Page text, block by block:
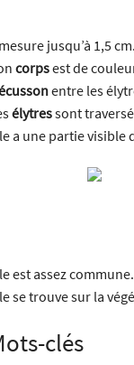
jusqu’à 1,5 cm.
corpsest de
entre les
élytressont
a une partie visible
est assez commune.
se trouve sur la
clés